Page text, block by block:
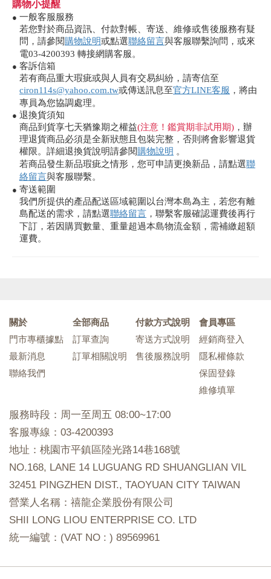
購物小提醒
● 一般客服服務
若您對於商品資訊、付款對帳、寄送、維修或售後服務有疑
問，請參閱購物說明或點選聯絡留言與客服聯繫詢問，或來
電03-4200393 轉接網購客服。
● 客訴信箱
若有商品重大瑕疵或與人員有交易糾紛，請寄信至
ciron114s@yahoo.com.tw或傳送訊息至官方LINE客服 ，將由
專員為您協調處理。
● 退換貨須知
商品到貨享七天猶豫期之權益(注意！鑑賞期非試用期) ，辦
理退貨商品必須是全新狀態且包裝完整，否則將會影響退貨
權限。詳細退換貨說明請參閱購物說明 。
若商品發生新品瑕疵之情形，您可申請更換新品，請點選聯
絡留言與客服聯繫。
● 寄送範圍
我們所提供的產品配送區域範圍以台灣本島為主，若您有離
島配送的需求，請點選聯絡留言 ，聯繫客服確認運費後再行
下訂，若因購買數量、重量超過本島物流金額，需補繳超額
運費。
關於
門市專櫃據點
最新消息
聯絡我們
全部商品
訂單查詢
訂單相關說明
付款方式說明
寄送方式說明
售後服務說明
會員專區
經銷商登入
隱私權條款
保固登錄
維修填單
服務時段：周一至周五 08:00~17:00
客服專線：03-4200393
地址：桃園市平鎮區陸光路14巷168號
NO.168, LANE 14 LUGUANG RD SHUANGLIAN VIL
32451 PINGZHEN DIST., TAOYUAN CITY TAIWAN
營業人名稱：禧龍企業股份有限公司
SHII LONG LIOU ENTERPRISE CO. LTD
統一編號：(VAT NO : ) 89569961